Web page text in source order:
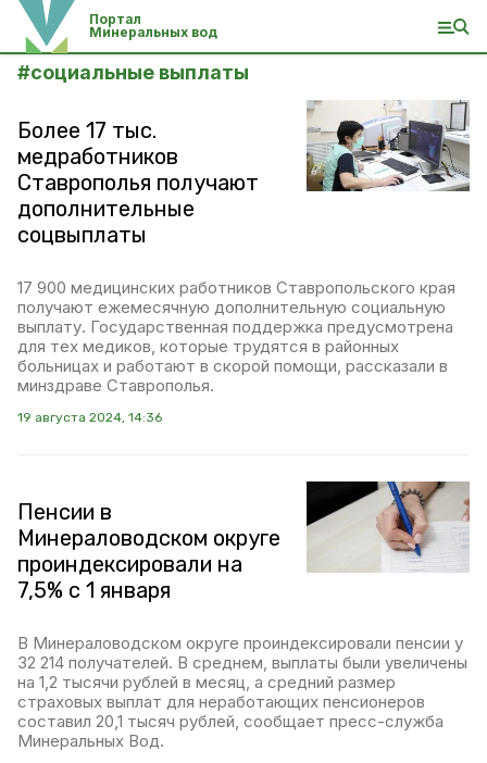
Портал
Минеральных вод
#социальные выплаты
Более 17 тыс.
медработников
Ставрополья получают
дополнительные
соцвыплаты
17 900 медицинских работников Ставропольского края
получают ежемесячную дополнительную социальную
выплату. Государственная поддержка предусмотрена
для тех медиков, которые трудятся в районных
больницах и работают в скорой помощи, рассказали в
минздраве Ставрополья.
19 августа 2024, 14:36
Пенсии в
Минераловодском округе
проиндексировали на
7,5% с 1 января
В Минераловодском округе проиндексировали пенсии у
32 214 получателей. В среднем, выплаты были увеличены
на 1,2 тысячи рублей в месяц, а средний размер
страховых выплат для неработающих пенсионеров
составил 20,1 тысяч рублей, сообщает пресс-служба
Минеральных Вод.